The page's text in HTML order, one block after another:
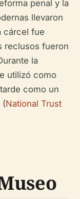
penal y la
llevaron
cárcel fue
reclusos fueron
la
utilizó como
como un
(National Trust